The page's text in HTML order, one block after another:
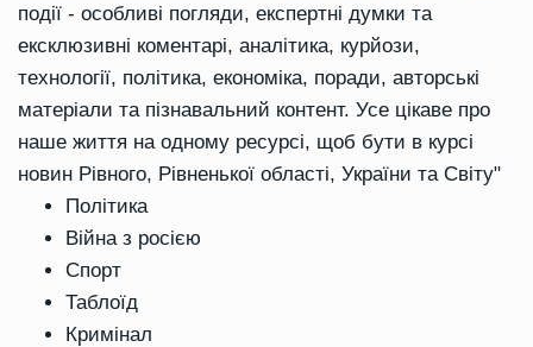
події - особливі погляди, експертні думки та
ексклюзивні коментарі, аналітика, курйози,
технології, політика, економіка, поради, авторські
матеріали та пізнавальний контент. Усе цікаве про
наше життя на одному ресурсі, щоб бути в курсі
новин Рівного, Рівненької області, України та Світу"
Політика
Війна з росією
Спорт
Таблоїд
Кримінал